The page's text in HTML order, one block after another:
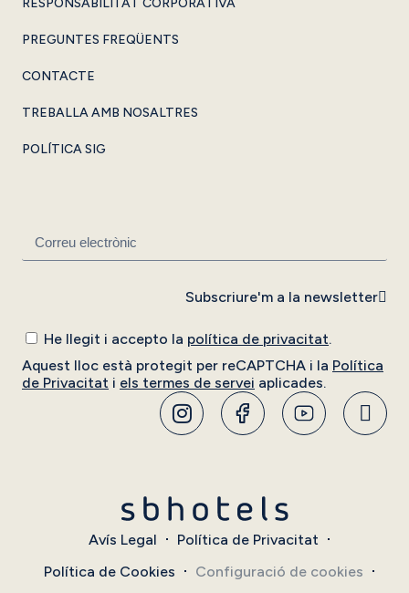
RESPONSABILITAT CORPORATIVA
PREGUNTES FREQÜENTS
CONTACTE
TREBALLA AMB NOSALTRES
POLÍTICA SIG
He llegit i accepto la política de privacitat.
Aquest lloc està protegit per reCAPTCHA i la Política
de Privacitat i els termes de servei aplicades.
Subscriure'm a la newsletter
Avís Legal
Política de Privacitat
Política de Cookies
Configuració de cookies